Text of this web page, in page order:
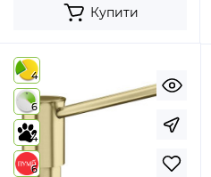
Купити
4
6
4
6